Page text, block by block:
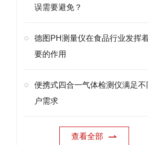
误需要避免？
德图PH测量仪在食品行业发挥
要的作用
便携式四合一气体检测仪满足不
户需求
查看全部